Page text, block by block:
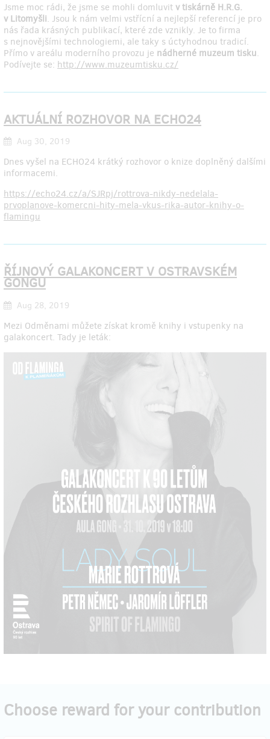
Jsme moc rádi, že jsme se mohli domluvit v tiskárně H.R.G.
v Litomyšli. Jsou k nám velmi vstřícní a nejlepší referencí je pro
nás řada krásných publikací, které zde vznikly. Je to firma
s nejnovějšími technologiemi, ale taky s úctyhodnou tradicí.
Přímo v areálu moderního provozu je nádherné muzeum tisku.
Podívejte se: http://www.muzeumtisku.cz/
AKTUÁLNÍ ROZHOVOR NA ECHO24
Aug 30, 2019
Dnes vyšel na ECHO24 krátký rozhovor o knize doplněný dalšími
informacemi.
https://echo24.cz/a/SJRpj/rottrova-nikdy-nedelala-
prvoplanove-komercni-hity-mela-vkus-rika-autor-knihy-o-
flamingu
ŘÍJNOVÝ GALAKONCERT V OSTRAVSKÉM
GONGU
Aug 28, 2019
Mezi Odměnami můžete získat kromě knihy i vstupenky na
galakoncert. Tady je leták:
Choose reward for your contribution